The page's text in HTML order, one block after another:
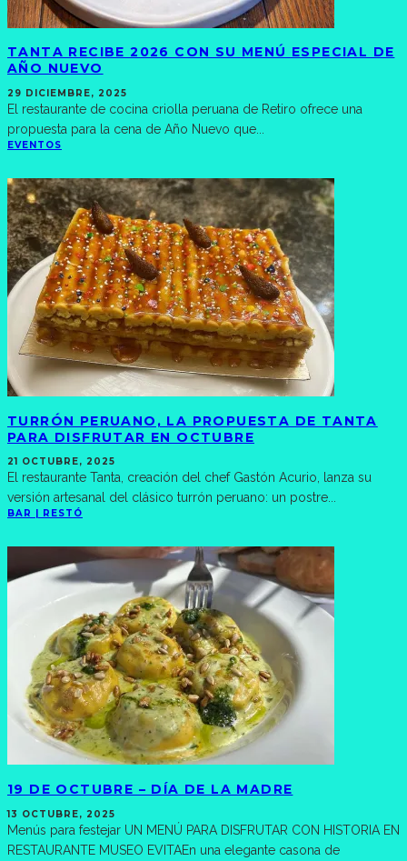
TANTA RECIBE 2026 CON SU MENÚ ESPECIAL DE
AÑO NUEVO
29 DICIEMBRE, 2025
El restaurante de cocina criolla peruana de Retiro ofrece una
propuesta para la cena de Año Nuevo que
EVENTOS
TURRÓN PERUANO, LA PROPUESTA DE TANTA
PARA DISFRUTAR EN OCTUBRE
21 OCTUBRE, 2025
El restaurante Tanta, creación del chef Gastón Acurio, lanza su
versión artesanal del clásico turrón peruano: un postre...
BAR | RESTÓ
19 DE OCTUBRE – DÍA DE LA MADRE
13 OCTUBRE, 2025
Menús para festejar UN MENÚ PARA DISFRUTAR CON HISTORIA EN
RESTAURANTE MUSEO EVITAEn una elegante casona de